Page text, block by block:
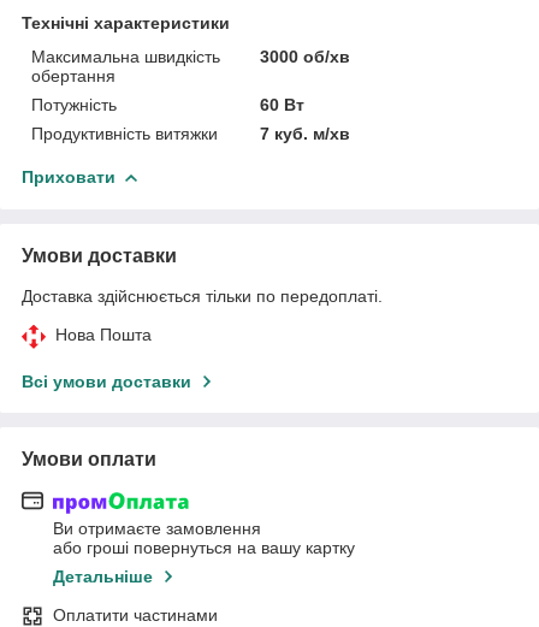
Технічні характеристики
Максимальна швидкість
обертання
3000 об/хв
Потужність
60 Вт
Продуктивність витяжки
7 куб. м/хв
Приховати
Умови доставки
Доставка здійснюється тільки по передоплаті.
Нова Пошта
Всі умови доставки
Умови оплати
Ви отримаєте замовлення
або гроші повернуться на вашу картку
Детальніше
Оплатити частинами